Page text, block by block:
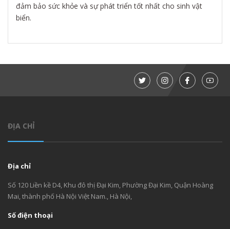
đảm bảo sức khỏe và sự phát triển tốt nhất cho sinh vật
biển.
ĐỊA CHỈ
Địa chỉ
Số 120 Liền kề D4, Khu đô thị Đại Kim, Phường Đại Kim, Quận Hoàng
Mai, thành phố Hà Nội Việt Nam., Hà Nội,
Số điện thoại